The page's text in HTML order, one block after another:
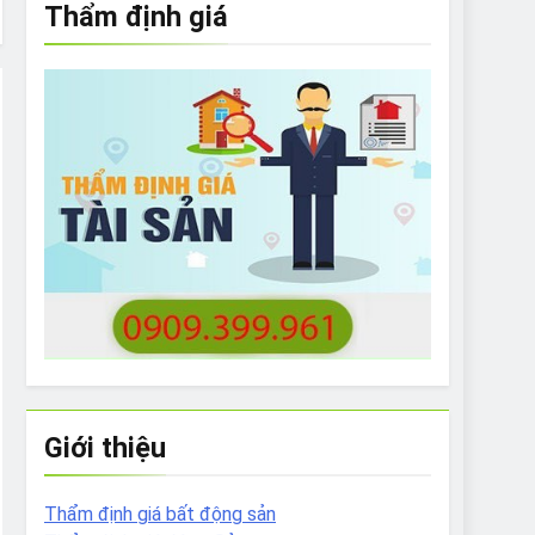
to What Bulldogs Can (and can’t) Eat
Do I Need to Groom My Bulldog
Thẩm định giá
Giới thiệu
Thẩm định giá bất động sản